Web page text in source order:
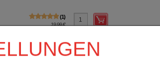
1
19,99 €
6,34 € (32%)